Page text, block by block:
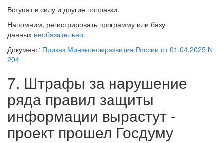
Вступят в силу и другие поправки.
Напомним, регистрировать программу или базу
данных необязательно.
Документ: Приказ Минэкономразвития России от 01.04.2025 N
204
7. Штрафы за нарушение
ряда правил защиты
информации вырастут -
проект прошел Госдуму